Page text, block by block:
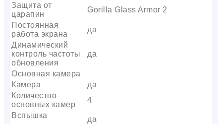
Защита от
царапин
Gorilla Glass Armor 2
Постоянная
работа экрана
да
Динамический
контроль частоты
обновления
да
Основная камера
Камера
да
Количество
основных камер
4
Вспышка
да